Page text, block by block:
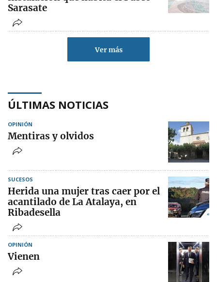
Sarasate
Ver más
ÚLTIMAS NOTICIAS
OPINIÓN
Mentiras y olvidos
SUCESOS
Herida una mujer tras caer por el
acantilado de La Atalaya, en
Ribadesella
OPINIÓN
Vienen